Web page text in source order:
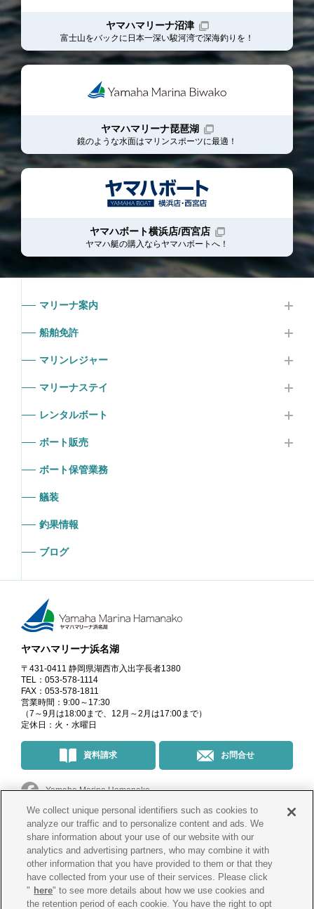
ヤマハマリーナ沼津
富士山をバックに日本一深い駿河湾で深海釣りを！
ヤマハマリーナ琵琶湖
鏡のような水面はマリンスポーツに最適！
ヤマハボート横浜店/西宮店
ヤマハ艇の購入ならヤマハボート へ！
マリーナ案内
船舶免許
マリンレジャー
マリーナステイ
レンタルボート
ボート販売
ボート保管業務
艤装
釣果情報
ブログ
ヤマハマリーナ浜名湖
〒431-0411 静岡県湖西市入出字長者1380
TEL：053-578-1114
FAX：053-578-1811
営業時間：9:00～17:30
（7～9月は18:00まで、12月～2月は17:00まで）
定休日：火・水曜日
資料請求 お問合せ
Yamaha Marina Hamanako
マリーナ・イベント情報＠yamahamarinahamanako
釣果情報@yamahamarina_hamanako
We collect unique personal identifiers such as cookies to
analyze our traffic and to personalize content and ads. We
share information about your use of our website with our
analytics and advertising partners, who may combine it with
other information that you have provided to them or that they
have collected from your use of their services. Please click
" here" to see more details about how we use cookies and
the retention period of each cookie. You have the right to opt